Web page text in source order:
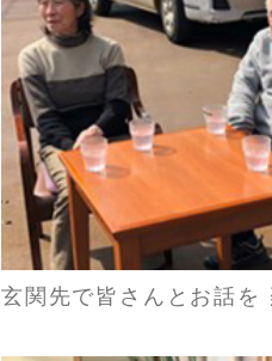
玄関先で皆さんとお話を